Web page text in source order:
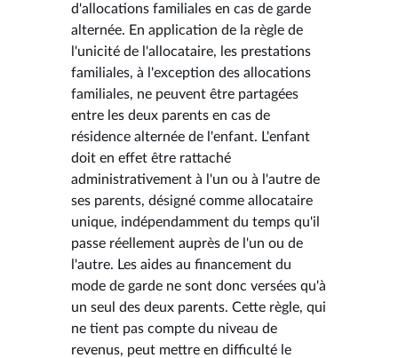
d'allocations familiales en cas de garde
alternée. En application de la règle de
l'unicité de l'allocataire, les prestations
familiales, à l'exception des allocations
familiales, ne peuvent être partagées
entre les deux parents en cas de
résidence alternée de l'enfant. L'enfant
doit en effet être rattaché
administrativement à l'un ou à l'autre de
ses parents, désigné comme allocataire
unique, indépendamment du temps qu'il
passe réellement auprès de l'un ou de
l'autre. Les aides au financement du
mode de garde ne sont donc versées qu'à
un seul des deux parents. Cette règle, qui
ne tient pas compte du niveau de
revenus, peut mettre en difficulté le